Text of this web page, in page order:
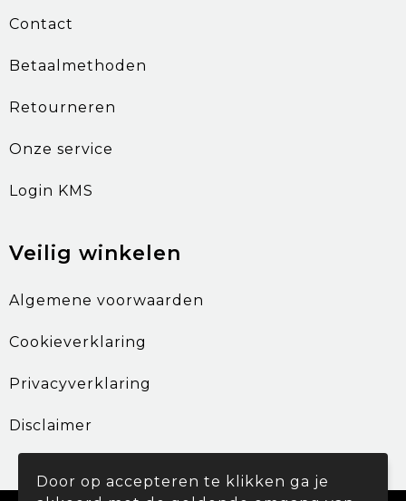
Contact
Betaalmethoden
Retourneren
Onze service
Login KMS
Veilig winkelen
Algemene voorwaarden
Cookieverklaring
Privacyverklaring
Disclaimer
Door op accepteren te klikken ga je